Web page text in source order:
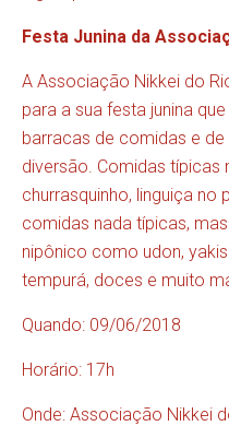
Festa Junina da
A Associação Nikkei do
para a sua festa junina
barracas de comidas e
diversão. Comidas
churrasquinho, linguiça no
comidas nada típicas,
nipônico como udon,
tempurá, doces e muito
Quando: 09/06/2018
Horário: 17h
Onde: Associação Nikkei